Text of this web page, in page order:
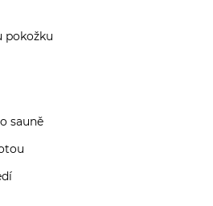
pokožku
sauně